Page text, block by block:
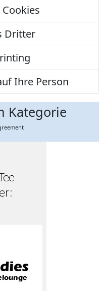
Dritter
Ihre Person
Kategorie